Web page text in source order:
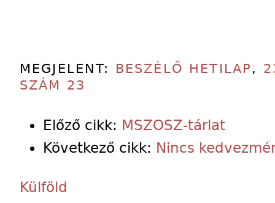
MEGJELENT: BESZÉLŐ HETILAP ,
SZÁM 23
Előző cikk: MSZOSZ-tárlat
Következő cikk: Nincs
Külföld